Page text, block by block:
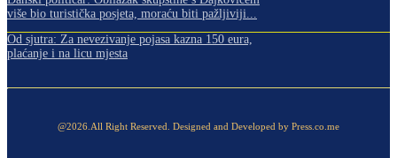
više bio turistička posjeta, moraću biti pažljiviji...
Od sjutra: Za nevezivanje pojasa kazna 150 eura,
plaćanje i na licu mjesta
@2026.All Right Reserved. Designed and Developed by Press.co.me